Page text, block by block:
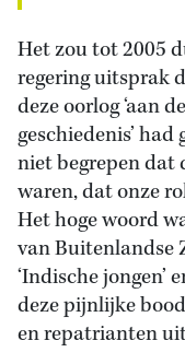
Het zou tot 2005
regering uitsprak
deze oorlog ‘aan
geschiedenis’ had
niet begrepen dat
waren, dat onze
Het hoge woord
van Buitenlandse
‘Indische jongen’
deze pijnlijke
en repatrianten